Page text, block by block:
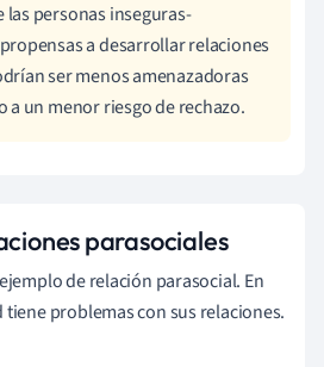
las personas inseguras-
a desarrollar relaciones
ser menos amenazadoras
a un menor riesgo de rechazo.
parasociales
de relación parasocial. En
problemas con sus relaciones.